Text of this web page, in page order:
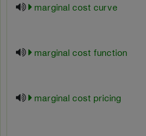
marginal cost curve
marginal cost function
marginal cost pricing